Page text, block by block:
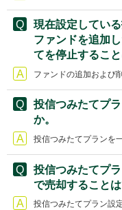
現在設定してい
ファンドを追加
てを停止すること
ファンドの追加および
投信つみたてプ
か。
投信つみたてプランを
投信つみたてプ
で売却することは
投信つみたてプラン設